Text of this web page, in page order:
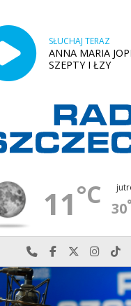
SŁUCHAJ TERAZ
ANNA MARIA
SZEPTY I ŁZY
11°C 30
Najlepiej po prostu
Odwiedź nas
Odwiedź